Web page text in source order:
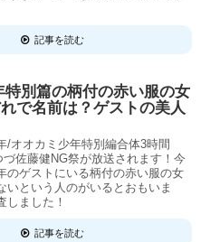
記事を読む
特別篇の柄付の赤い服の女
で名前は？ゲストの美人
/オオカミ少年特別編合体3時間
佐藤健NG祭が放送されます！今
のゲストにいる柄付の赤い服の女
いという人のがいるとおもいま
しました！
記事を読む